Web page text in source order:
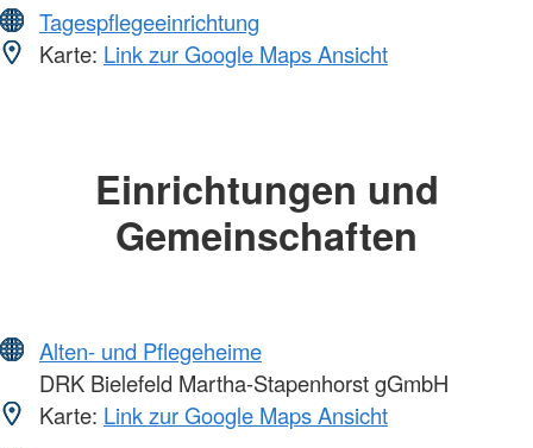
Tagespflegeeinrichtung
Karte: Link zur Google Maps Ansicht
Einrichtungen und
Gemeinschaften
Alten- und Pflegeheime
DRK Bielefeld Martha-Stapenhorst gGmbH
Karte: Link zur Google Maps Ansicht